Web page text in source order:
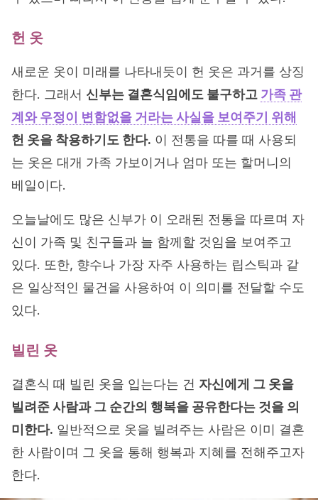
헌 옷
새로운 옷이 미래를 나타내듯이 헌 옷은 과거를 상징
한다. 그래서 신부는 결혼식임에도 불구하고 가족 관
계와 우정이 변함없을 거라는 사실을 보여주기 위해
헌 옷을 착용하기도 한다. 이 전통을 따를 때 사용되
는 옷은 대개 가족 가보이거나 엄마 또는 할머니의
베일이다.
오늘날에도 많은 신부가 이 오래된 전통을 따르며 자
신이 가족 및 친구들과 늘 함께할 것임을 보여주고
있다. 또한, 향수나 가장 자주 사용하는 립스틱과 같
은 일상적인 물건을 사용하여 이 의미를 전달할 수도
있다.
빌린 옷
결혼식 때 빌린 옷을 입는다는 건 자신에게 그 옷을
빌려준 사람과 그 순간의 행복을 공유한다는 것을 의
미한다. 일반적으로 옷을 빌려주는 사람은 이미 결혼
한 사람이며 그 옷을 통해 행복과 지혜를 전해주고자
한다.